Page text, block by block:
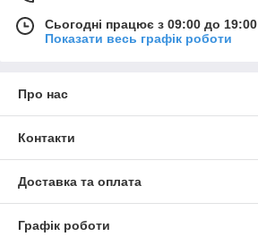
Сьогодні працює з 09:00 до 19:00
Показати весь графік роботи
Про нас
Контакти
Доставка та оплата
Графік роботи